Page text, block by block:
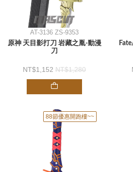
AT-3136 ZS-9353
原神 天目影打刀 岩藏之胤-動漫
刀
1,152 1,280
88節優惠開跑樓~~